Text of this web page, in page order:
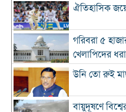
ঐতিহাসিক
গরিবরা ৫
খেলাপিদের
উনি তো রুই
বায়ুদূষণে